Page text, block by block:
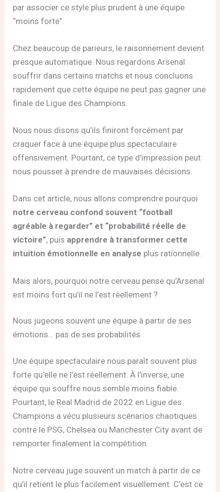
par associer ce style plus prudent à une équipe
“moins forte”.
Chez beaucoup de parieurs, le raisonnement devient
presque automatique. Nous regardons Arsenal
souffrir dans certains matchs et nous concluons
rapidement que cette équipe ne peut pas gagner une
finale de Ligue des Champions.
Nous nous disons qu’ils finiront forcément par
craquer face à une équipe plus spectaculaire
offensivement. Pourtant, ce type d’impression peut
nous pousser à prendre de mauvaises décisions.
Dans cet article, nous allons comprendre pourquoi
notre cerveau confond souvent “football
agréable à regarder” et “probabilité réelle de
victoire”, puis apprendre à transformer cette
intuition émotionnelle en analyse plus rationnelle.
Mais alors, pourquoi notre cerveau pense qu’Arsenal
est moins fort qu’il ne l’est réellement ?
Nous jugeons souvent une équipe à partir de ses
émotions… pas de ses probabilités
Une équipe spectaculaire nous paraît souvent plus
forte qu’elle ne l’est réellement. À l’inverse, une
équipe qui souffre nous semble moins fiable.
Pourtant, le Real Madrid de 2022 en Ligue des
Champions a vécu plusieurs scénarios chaotiques
contre le PSG, Chelsea ou Manchester City avant de
remporter finalement la compétition.
Notre cerveau juge souvent un match à partir de ce
qu’il retient le plus facilement visuellement. C’est ce